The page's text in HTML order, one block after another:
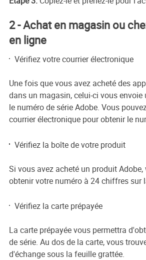
2 - Achat en magasin ou
en ligne
Vérifiez votre courrier électronique
Une fois que vous avez acheté des
dans un magasin, celui-ci vous
le numéro de série Adobe. Vous
courrier électronique pour obtenir le
Vérifiez la boîte de votre produit
Si vous avez acheté un produit
obtenir votre numéro à 24 chiffres sur
Vérifiez la carte prépayée
La carte prépayée vous permettra
de série. Au dos de la carte, vous
d'échange sous la feuille grattée.